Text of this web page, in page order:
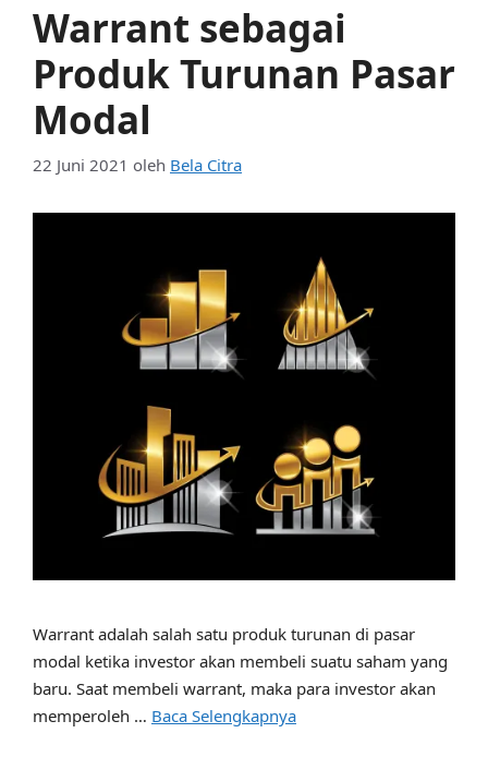
Warrant sebagai
Produk Turunan Pasar
Modal
22 Juni 2021 oleh Bela Citra
Warrant adalah salah satu produk turunan di pasar
modal ketika investor akan membeli suatu saham yang
baru. Saat membeli warrant, maka para investor akan
memperoleh … Baca Selengkapnya